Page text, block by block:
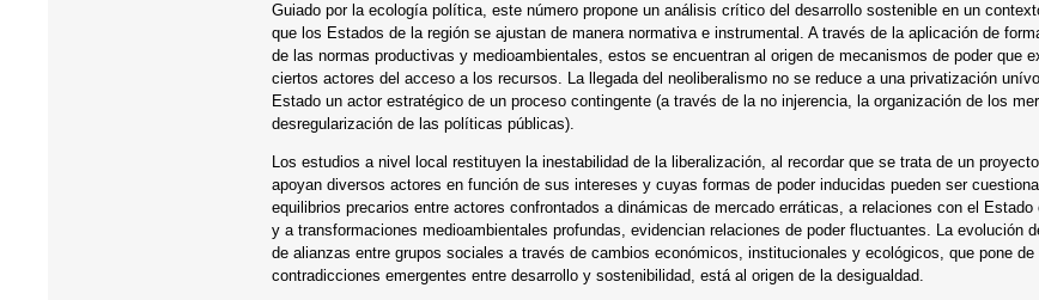
Guiado por la ecología política, este número propone un análisis crítico del desarrollo sostenible en un
que los Estados de la región se ajustan de manera normativa e instrumental. A través de la aplicación de
de las normas productivas y medioambientales, estos se encuentran al origen de mecanismos de poder que
ciertos actores del acceso a los recursos. La llegada del neoliberalismo no se reduce a una privatización
Estado un actor estratégico de un proceso contingente (a través de la no injerencia, la organización de los
desregularización de las políticas públicas).
Los estudios a nivel local restituyen la inestabilidad de la liberalización, al recordar que se trata de un
apoyan diversos actores en función de sus intereses y cuyas formas de poder inducidas pueden ser
equilibrios precarios entre actores confrontados a dinámicas de mercado erráticas, a relaciones con el Estado
y a transformaciones medioambientales profundas, evidencian relaciones de poder fluctuantes. La evolución
de alianzas entre grupos sociales a través de cambios económicos, institucionales y ecológicos, que pone de
contradicciones emergentes entre desarrollo y sostenibilidad, está al origen de la desigualdad.